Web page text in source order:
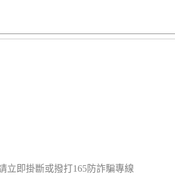
立即掛斷或撥打165防詐騙專線